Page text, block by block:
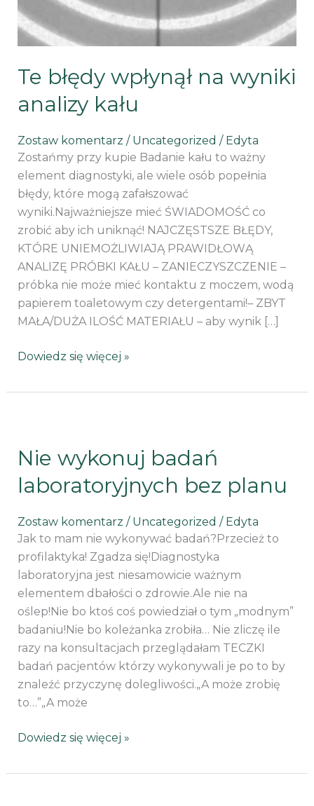
Te błędy wpłynął na wyniki
analizy kału
Zostaw komentarz / Uncategorized / Edyta
Zostańmy przy kupie Badanie kału to ważny
element diagnostyki, ale wiele osób popełnia
błędy, które mogą zafałszować
wyniki.Najważniejsze mieć ŚWIADOMOŚĆ co
zrobić aby ich uniknąć! NAJCZĘSTSZE BŁĘDY,
KTÓRE UNIEMOŻLIWIAJĄ PRAWIDŁOWĄ
ANALIZĘ PRÓBKI KAŁU – ZANIECZYSZCZENIE –
próbka nie może mieć kontaktu z moczem, wodą
papierem toaletowym czy detergentami!– ZBYT
MAŁA/DUŻA ILOŚĆ MATERIAŁU – aby wynik […]
Dowiedz się więcej »
Nie wykonuj badań
laboratoryjnych bez planu
Zostaw komentarz / Uncategorized / Edyta
Jak to mam nie wykonywać badań?Przecież to
profilaktyka! Zgadza się!Diagnostyka
laboratoryjna jest niesamowicie ważnym
elementem dbałości o zdrowie.Ale nie na
oślep!Nie bo ktoś coś powiedział o tym „modnym”
badaniu!Nie bo koleżanka zrobiła… Nie zliczę ile
razy na konsultacjach przeglądałam TECZKI
badań pacjentów którzy wykonywali je po to by
znaleźć przyczynę dolegliwości.„A może zrobię
to…”„A może
badań
laboratoryjnych
bez
Dowiedz się więcej »